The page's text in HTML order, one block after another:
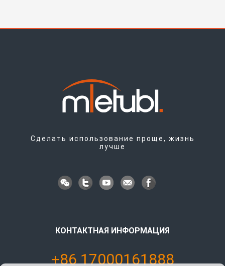
Сделать использование проще, жизнь
лучше
КОНТАКТНАЯ ИНФОРМАЦИЯ
+86 17000161888